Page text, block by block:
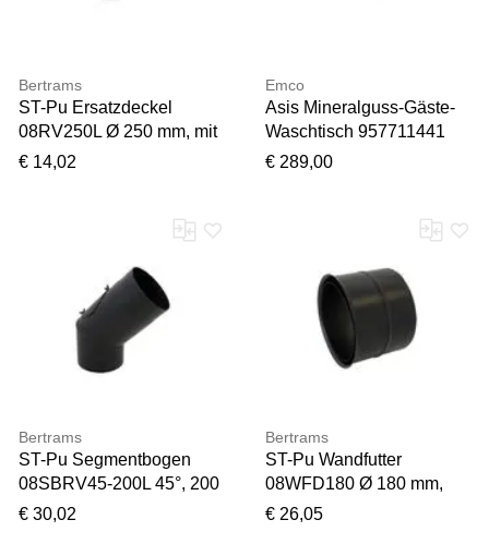
Bertrams
ST-Pu Ersatzdeckel
08RV250L Ø 250 mm, mit
Reinigungsverschluss
€ 14,02
Emco
Asis Mineralguss-Gäste-
Waschtisch 957711441
weiß, Ø 400 mm, ohne
€ 289,00
Bertrams
ST-Pu Segmentbogen
08SBRV45-200L 45°, 200
mm, geschweißt,
€ 30,02
Bertrams
ST-Pu Wandfutter
08WFD180 Ø 180 mm,
doppelt, 0,8 mm,
€ 26,05